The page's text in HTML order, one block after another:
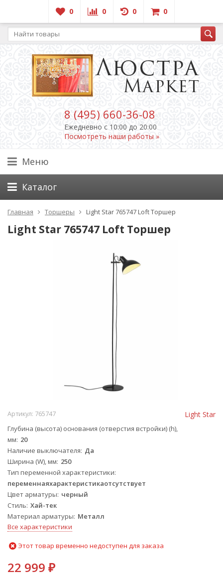
0 0 0 0
8 (495) 660-36-08
Ежедневно c 10:00 до 20:00
Посмотреть наши работы »
Меню
Каталог
Главная Торшеры Light Star 765747 Loft Торшер
Light Star 765747 Loft Торшер
Light Star
Артикул: 765747
Глубина (высота) основания (отверстия встройки) (h),
мм 20
Наличие выключателя Да
Ширина (W), мм 250
Тип переменной характеристики
переменнаяхарактеристикаотсутствует
Цвет арматуры черный
Стиль Хай-тек
Материал арматуры Металл
Все характеристики
Этот товар временно недоступен для заказа
22 999 ₽